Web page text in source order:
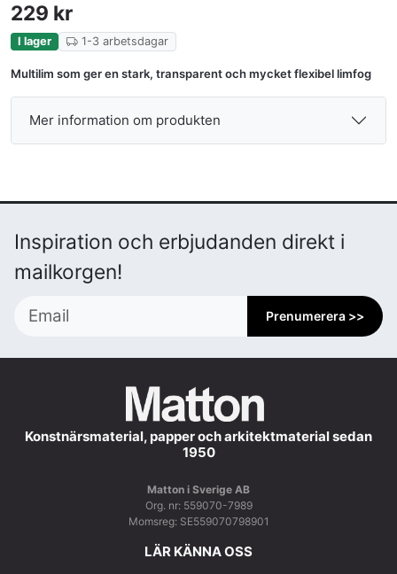
229 kr
I lager 1-3 arbetsdagar
Multilim som ger en stark, transparent och mycket flexibel limfog
Mer information om produkten
Inspiration och erbjudanden direkt i
mailkorgen!
Prenumerera >>
Konstnärsmaterial, papper och arkitektmaterial sedan
1950
Matton i Sverige AB
Org. nr: 559070-7989
Momsreg: SE559070798901
LÄR KÄNNA OSS